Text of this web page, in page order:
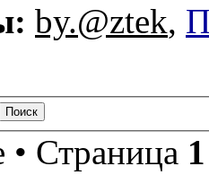
by.@ztek,
Страница 1